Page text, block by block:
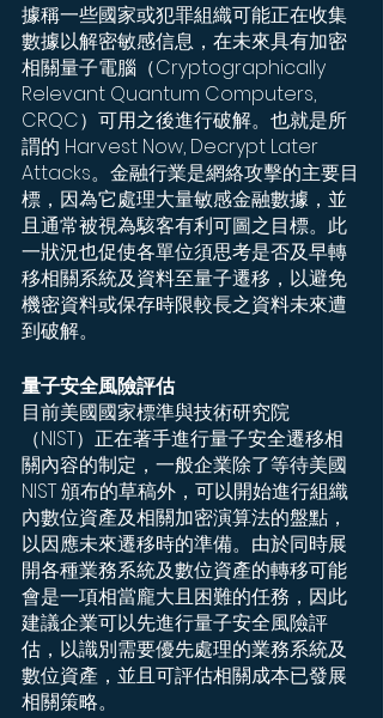
據稱一些國家或犯罪組織可能正在收集
數據以解密敏感信息，在未來具有加密
相關量子電腦（Cryptographically
Relevant Quantum Computers,
CRQC）可用之後進行破解。也就是所
謂的 Harvest Now, Decrypt Later
Attacks。金融行業是網絡攻擊的主要目
標，因為它處理大量敏感金融數據，並
且通常被視為駭客有利可圖之目標。此
一狀況也促使各單位須思考是否及早轉
移相關系統及資料至量子遷移，以避免
機密資料或保存時限較長之資料未來遭
到破解。
量子安全風險評估
目前美國國家標準與技術研究院
（NIST）正在著手進行量子安全遷移相
關內容的制定，一般企業除了等待美國
NIST 頒布的草稿外，可以開始進行組織
內數位資產及相關加密演算法的盤點，
以因應未來遷移時的準備。由於同時展
開各種業務系統及數位資產的轉移可能
會是一項相當龐大且困難的任務，因此
建議企業可以先進行量子安全風險評
估，以識別需要優先處理的業務系統及
數位資產，並且可評估相關成本已發展
相關策略。